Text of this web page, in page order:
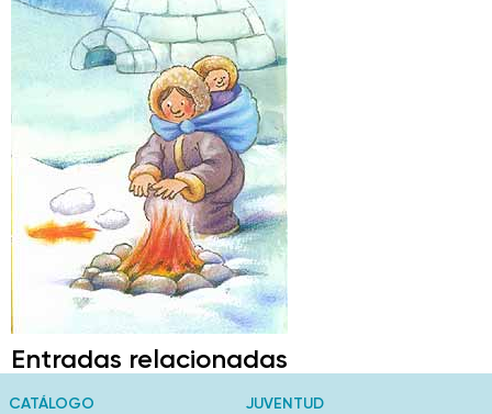
Entradas relacionadas
CATÁLOGO JUVENTUD